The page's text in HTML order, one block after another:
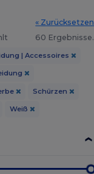
« Zurücksetzen
60 Ergebnisse.
| Accessoires
Schürzen
Weiß